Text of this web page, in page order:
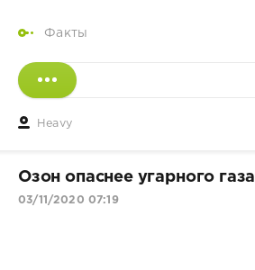
Факты
Heavy
Озон опаснее угарного газа
03/11/2020 07:19